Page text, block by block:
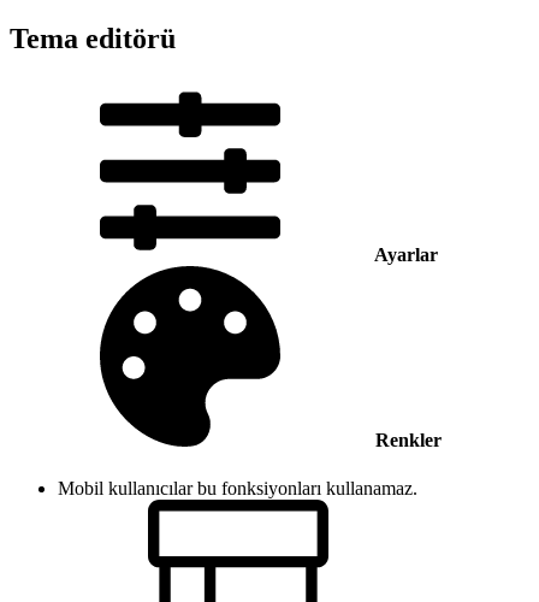
Tema editörü
Ayarlar
Renkler
Mobil kullanıcılar bu fonksiyonları kullanamaz.